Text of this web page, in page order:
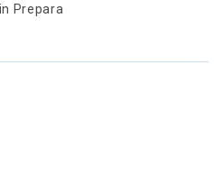
Prepara